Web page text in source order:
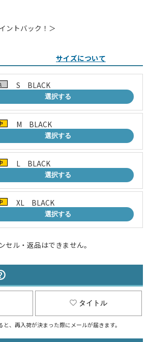
ントバック！＞
サイズについて
S BLACK
選択する
M BLACK
選択する
L BLACK
選択する
XL BLACK
選択する
セル・返品はできません。
タイトル
、再入荷が決まった際にメールが届きます。